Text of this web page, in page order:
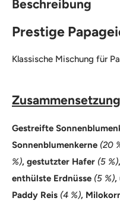
Beschreibung
Prestige
Klassische Mischung für
Gestreifte
Sonnenblumenkerne (20
%), gestutzter Hafer (5 %)
enthülste Erdnüsse (5 %),
Paddy Reis (4 %),